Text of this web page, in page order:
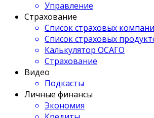
Управление
Страхование
Список страховых
Список страховых
Калькулятор ОСАГО
Страхование
Видео
Подкасты
Личные финансы
Экономия